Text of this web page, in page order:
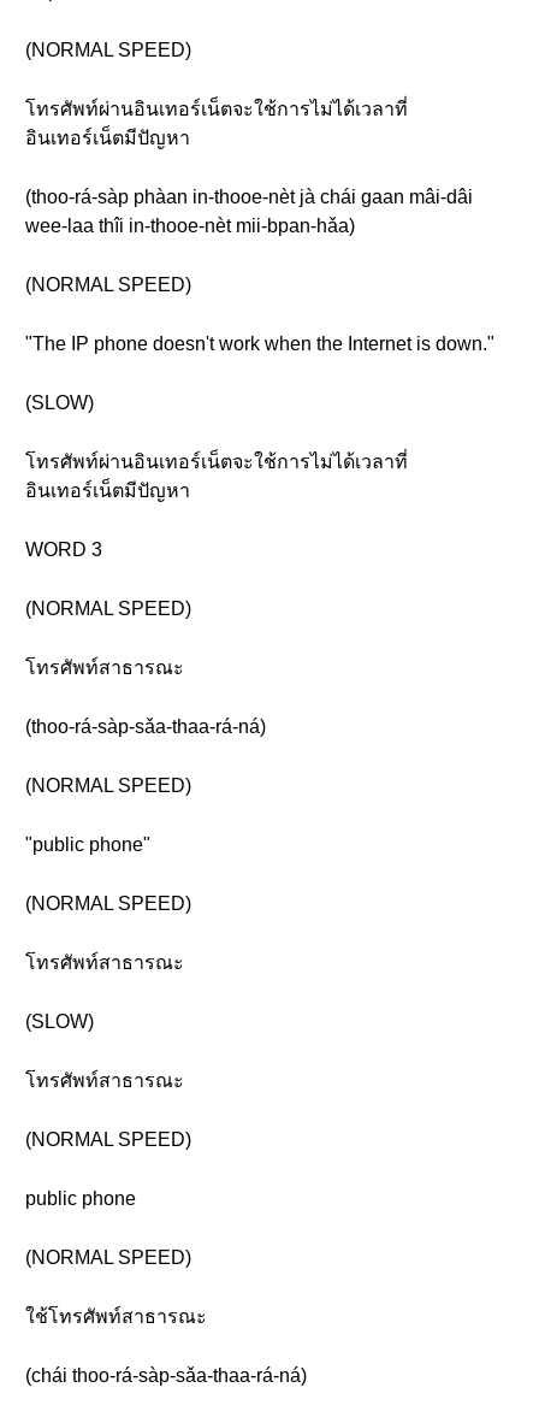
(NORMAL SPEED)
โทรศัพท์ผ่านอินเทอร์เน็ตจะใช้การไม่ได้เวลาที่
อินเทอร์เน็ตมีปัญหา
(thoo-rá-sàp phàan in-thooe-nèt jà chái gaan mâi-dâi
wee-laa thîi in-thooe-nèt mii-bpan-hǎa)
(NORMAL SPEED)
"The IP phone doesn't work when the Internet is down."
(SLOW)
โทรศัพท์ผ่านอินเทอร์เน็ตจะใช้การไม่ได้เวลาที่
อินเทอร์เน็ตมีปัญหา
WORD 3
(NORMAL SPEED)
โทรศัพท์สาธารณะ
(thoo-rá-sàp-sǎa-thaa-rá-ná)
(NORMAL SPEED)
"public phone"
(NORMAL SPEED)
โทรศัพท์สาธารณะ
(SLOW)
โทรศัพท์สาธารณะ
(NORMAL SPEED)
public phone
(NORMAL SPEED)
ใช้โทรศัพท์สาธารณะ
(chái thoo-rá-sàp-sǎa-thaa-rá-ná)